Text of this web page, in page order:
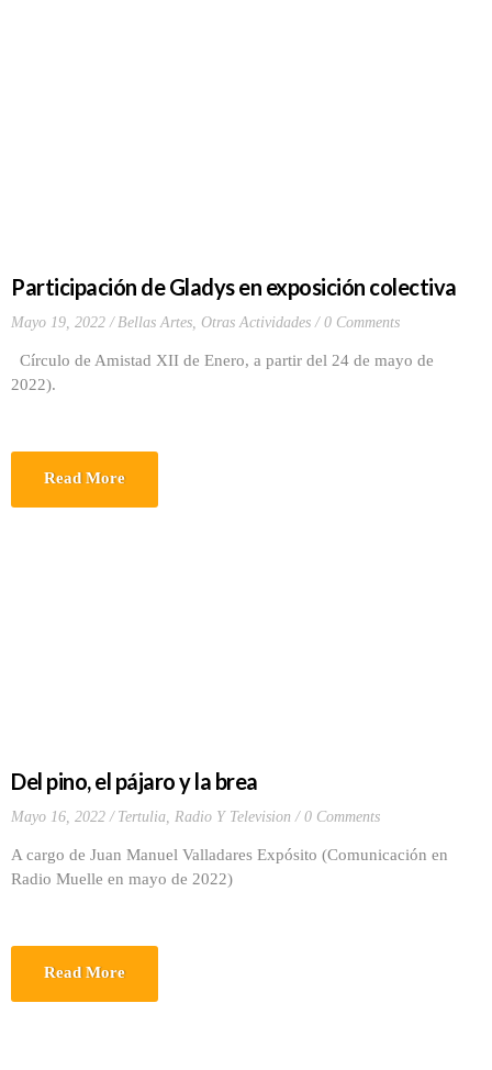
Participación de Gladys en exposición colectiva
Mayo 19, 2022 Bellas Artes, Otras Actividades 0 Comments
Círculo de Amistad XII de Enero, a partir del 24 de mayo de
2022).
Read More
Del pino, el pájaro y la brea
Mayo 16, 2022 Tertulia, Radio Y Television 0 Comments
A cargo de Juan Manuel Valladares Expósito (Comunicación en
Radio Muelle en mayo de 2022)
Read More